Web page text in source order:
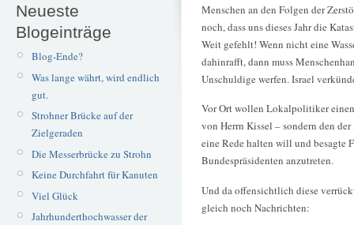
Neueste
Blogeinträge
Blog-Ende?
Was lange währt, wird endlich
gut.
Strohner Brücke auf der
Zielgeraden
Die Messerbrücke zu Strohn
Keine Durchfahrt für Kanuten
Viel Glück
Jahrhunderthochwasser der
Menschen an den Folgen der
noch, dass uns dieses Jahr die
Weit gefehlt! Wenn nicht eine
dahinrafft, dann muss
Unschuldige werfen. Israel
Vor Ort wollen Lokalpolitiker
von Herrn Kissel – sondern den
eine Rede halten will und besagte
Bundespräsidenten anzutreten.
Und da offensichtlich diese
gleich noch Nachrichten: